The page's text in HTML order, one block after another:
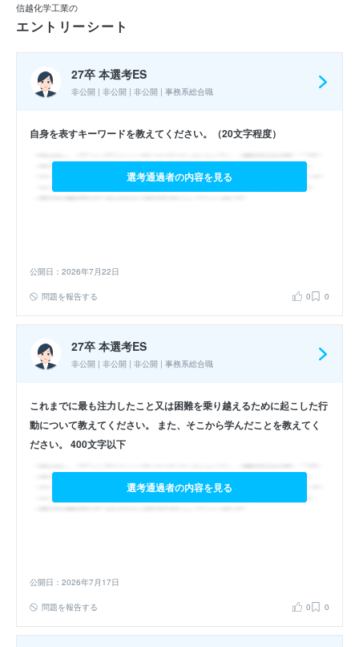
信越化学工業の
エントリーシート
27卒 本選考ES
非公開 | 非公開 | 非公開 | 事務系総合職
自身を表すキーワードを教えてください。（20文字程度）
選考通過者の内容を見る
公開日：2026年7月22日
問題を報告する 0 0
27卒 本選考ES
非公開 | 非公開 | 非公開 | 事務系総合職
これまでに最も注力したこと又は困難を乗り越えるために起こした行
動について教えてください。 また、そこから学んだことを教えてく
ださい。 400文字以下
選考通過者の内容を見る
公開日：2026年7月17日
問題を報告する 0 0